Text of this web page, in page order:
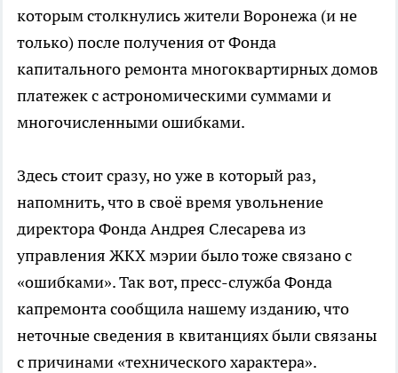
которым столкнулись жители Воронежа (и не
только) после получения от Фонда
капитального ремонта многоквартирных домов
платежек с астрономическими суммами и
многочисленными ошибками.
Здесь стоит сразу, но уже в который раз,
напомнить, что в своё время увольнение
директора Фонда Андрея Слесарева из
управления ЖКХ мэрии было тоже связано с
«ошибками». Так вот, пресс-служба Фонда
капремонта сообщила нашему изданию, что
неточные сведения в квитанциях были связаны
с причинами «технического характера».